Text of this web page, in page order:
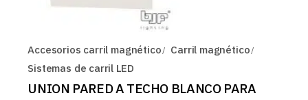
Accesorios carril magnético
Carril magnético
Sistemas de carril LED
UNION PARED A TECHO BLANCO PARA